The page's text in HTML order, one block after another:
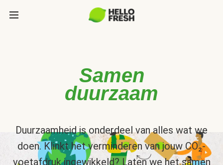
Samen
duurzaam
Duurzaamheid is onderdeel van alles wat we
doen. Klinkt het verminderen van jouw CO₂-
voetafdruk ingewikkeld? Laten we het samen